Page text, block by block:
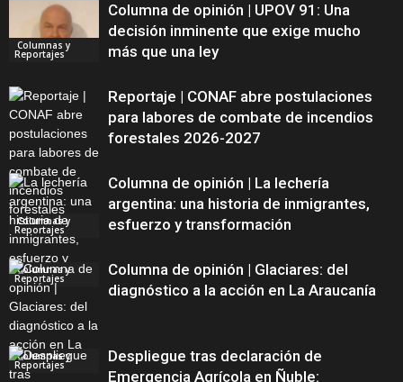
Columnas y
Reportajes
Columna de opinión | UPOV 91: Una
decisión inminente que exige mucho
más que una ley
Columnas y
Reportajes
Reportaje | CONAF abre postulaciones
para labores de combate de incendios
forestales 2026-2027
Columnas y
Reportajes
Columna de opinión | La lechería
argentina: una historia de inmigrantes,
esfuerzo y transformación
Columnas y
Reportajes
Columna de opinión | Glaciares: del
diagnóstico a la acción en La Araucanía
Despliegue tras declaración de
Emergencia Agrícola en Ñuble: